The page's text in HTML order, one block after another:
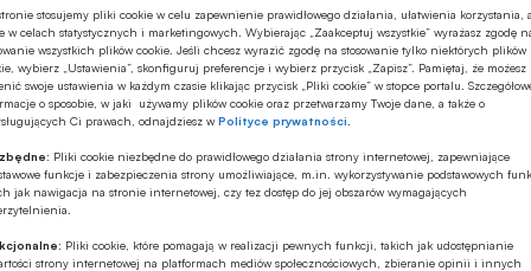
stosujemy pliki cookie w celu zapewnienie prawidłowego działania, ułatwienia korzystania, a
w celach statystycznych i marketingowych. Wybierając „Zaakceptuj wszystkie” wyrażasz zgodę
wszystkich plików cookie. Jeśli chcesz wyrazić zgodę na stosowanie tylko niektórych plików
wybierz „Ustawienia”, skonfiguruj preferencje i wybierz przycisk „Zapisz”. Pamiętaj, że możesz
swoje ustawienia w każdym czasie klikając przycisk „Pliki cookie” w stopce portalu.
o sposobie, w jaki używamy plików cookie oraz przetwarzamy Twoje dane, a także o
Ci prawach, odnajdziesz wPolityce prywatności
Pliki cookie niezbędne do prawidłowego działania strony internetowej, zapewniające
funkcje i zabezpieczenia strony umożliwiające, m.in. wykorzystywanie podstawowych
jak nawigacja na stronie internetowej, czy tez dostęp do jej obszarów wymagających
Pliki cookie, które pomagają w realizacji pewnych funkcji, takich jak udostępnianie
strony internetowej na platformach mediów społecznościowych, zbieranie opinii i innych
BP chce w najbliższych miesiącach otworzyć swoje
na Litwie i w Szwecji. Docelowo do
roku bank chce być obecny w ośmiu nowych
po Niemczech, Czechach, Słowacji i
na których już ma oddziały.
rynku finansowego 12.07.2025 13:24
polskiego konsumenta usług